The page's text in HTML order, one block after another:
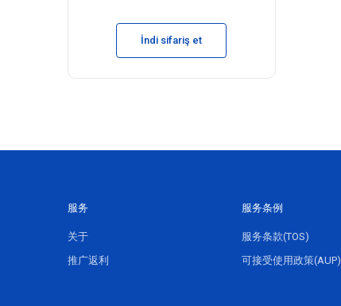
İndi sifariş et
服务
关于
推广返利
服务条例
服务条款(TOS)
可接受使用政策(AUP)